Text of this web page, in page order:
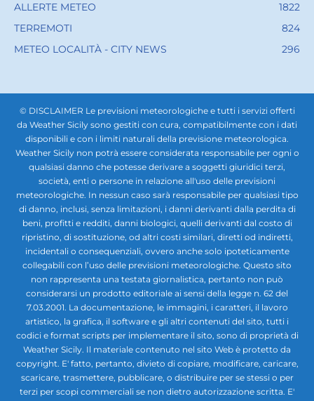
ALLERTE METEO
1822
TERREMOTI
824
METEO LOCALITÀ - CITY NEWS
296
© DISCLAIMER Le previsioni meteorologiche e tutti i servizi offerti
da Weather Sicily sono gestiti con cura, compatibilmente con i dati
disponibili e con i limiti naturali della previsione meteorologica.
Weather Sicily non potrà essere considerata responsabile per ogni o
qualsiasi danno che potesse derivare a soggetti giuridici terzi,
società, enti o persone in relazione all'uso delle previsioni
meteorologiche. In nessun caso sarà responsabile per qualsiasi tipo
di danno, inclusi, senza limitazioni, i danni derivanti dalla perdita di
beni, profitti e redditi, danni biologici, quelli derivanti dal costo di
ripristino, di sostituzione, od altri costi similari, diretti od indiretti,
incidentali o consequenziali, ovvero anche solo ipoteticamente
collegabili con l’uso delle previsioni meteorologiche. Questo sito
non rappresenta una testata giornalistica, pertanto non può
considerarsi un prodotto editoriale ai sensi della legge n. 62 del
7.03.2001. La documentazione, le immagini, i caratteri, il lavoro
artistico, la grafica, il software e gli altri contenuti del sito, tutti i
codici e format scripts per implementare il sito, sono di proprietà di
Weather Sicily. Il materiale contenuto nel sito Web è protetto da
copyright. E' fatto, pertanto, divieto di copiare, modificare, caricare,
scaricare, trasmettere, pubblicare, o distribuire per se stessi o per
terzi per scopi commerciali se non dietro autorizzazione scritta. E'